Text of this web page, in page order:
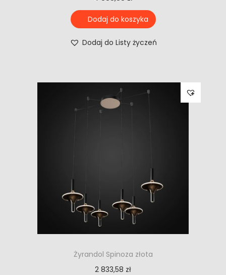
Dodaj do koszyka
Dodaj do Listy życzeń
Żyrandol Spinoza złota
2 833,58 zł